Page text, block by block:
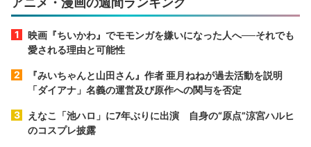
映画『ちいかわ』でモモンガを嫌いになった人へ──それでも
愛される理由と可能性
『みいちゃんと山田さん』作者 亜月ねねが過去活動を説明
「ダイアナ」名義の運営及び原作への関与を否定
えなこ「池ハロ」に7年ぶりに出演 自身の“原点”涼宮ハルヒ
のコスプレ披露